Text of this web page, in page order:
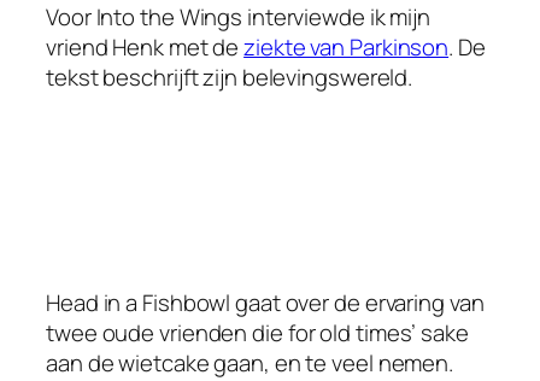
Voor Into the Wings interviewde ik mijn
vriend Henk met deziekte van Parkinson. De
tekst beschrijft zijn belevingswereld.
Head in a Fishbowl gaat over de ervaring van
twee oude vrienden diefor old times’ sake
aan de wietcake gaan, en te veel nemen.